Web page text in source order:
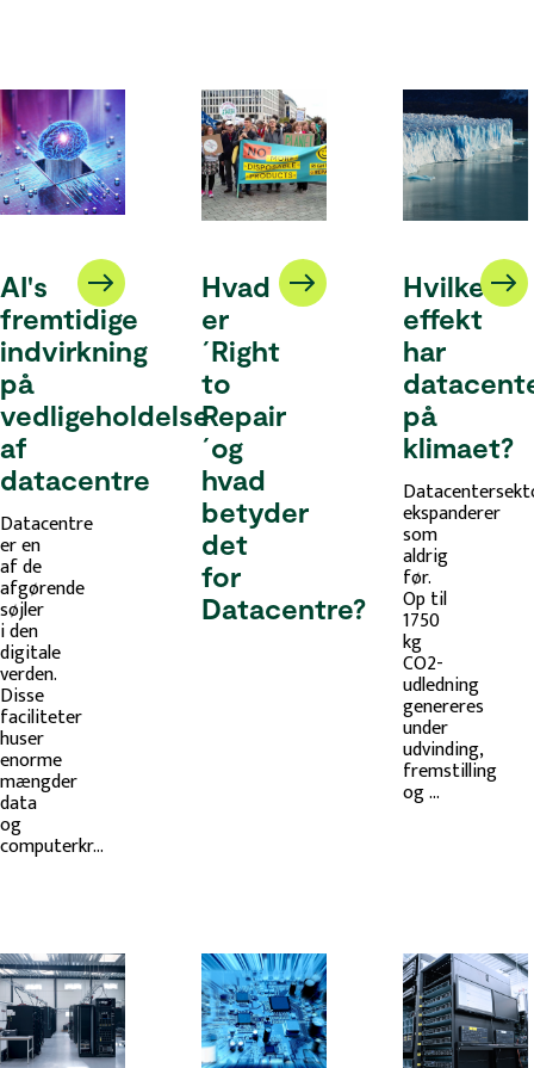
AI's
fremtidige
indvirkning
på
vedligeholdelse
af
datacentre
Datacentre
er en
af de
afgørende
søjler
i den
digitale
verden.
Disse
faciliteter
huser
enorme
mængder
data
og
computerkr...
Hvad
er
´Right
to
Repair
´og
hvad
betyder
det
for
Datacentre?
Hvilken
effekt
har
på
klimaet?
ekspanderer
som
aldrig
før.
Op til
1750
kg
CO2-
udledning
genereres
under
udvinding,
fremstilling
og ...